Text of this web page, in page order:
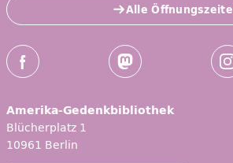
Alle
Social-Media Kanäle der ZLB
Amerika-Gedenkbibliothek
Blücherplatz 1
10961 Berlin